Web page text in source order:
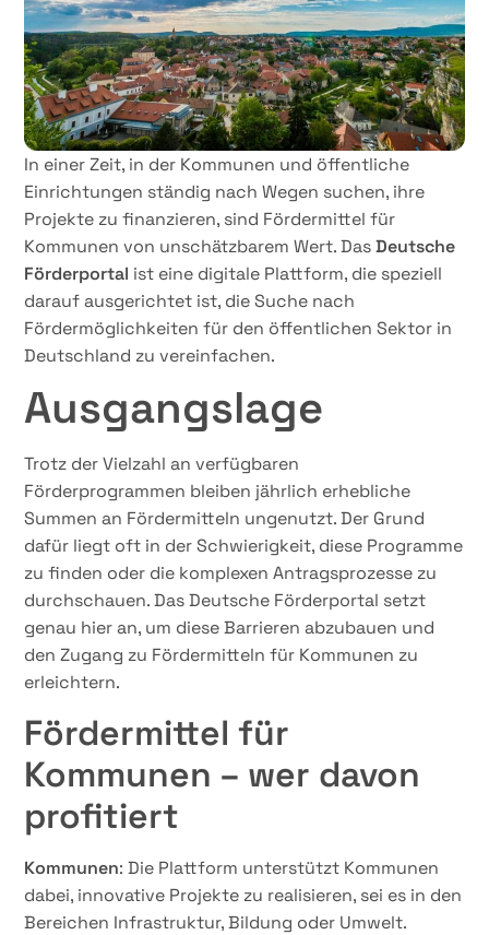
In einer Zeit, in der Kommunen und öffentliche
Einrichtungen ständig nach Wegen suchen, ihre
Projekte zu finanzieren, sind Fördermittel für
Kommunen von unschätzbarem Wert. DasDeutsche
Förderportal ist eine digitale Plattform, die speziell
darauf ausgerichtet ist, die Suche nach
Fördermöglichkeiten für den öffentlichen Sektor in
Deutschland zu vereinfachen.
Ausgangslage
Trotz der Vielzahl an verfügbaren
Förderprogrammen bleiben jährlich erhebliche
Summen an Fördermitteln ungenutzt. Der Grund
dafür liegt oft in der Schwierigkeit, diese Programme
zu finden oder die komplexen Antragsprozesse zu
durchschauen. Das Deutsche Förderportal setzt
genau hier an, um diese Barrieren abzubauen und
den Zugang zu Fördermitteln für Kommunen zu
erleichtern.
Fördermittel für
Kommunen – wer davon
profitiert
Kommunen: Die Plattform unterstützt Kommunen
dabei, innovative Projekte zu realisieren, sei es in den
Bereichen Infrastruktur, Bildung oder Umwelt.